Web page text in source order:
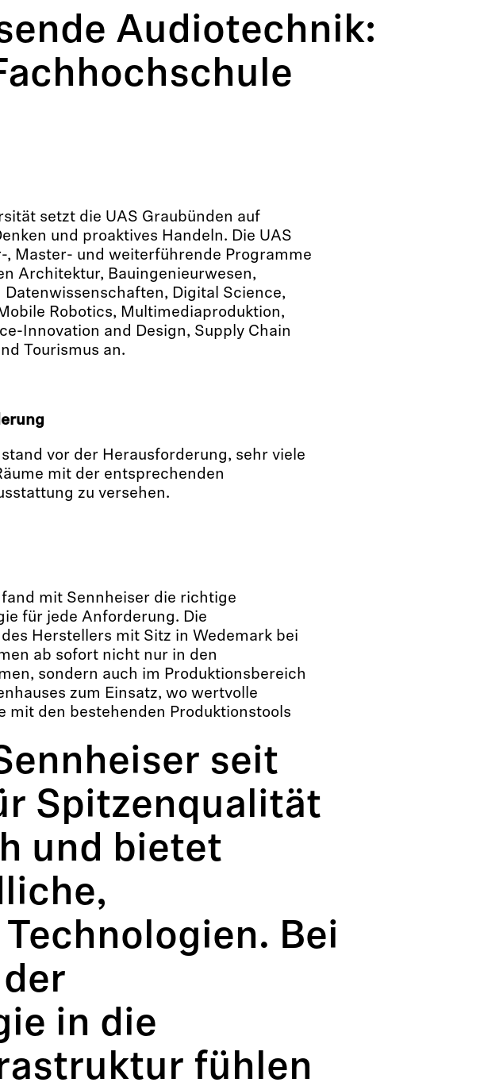
Audiotechnik:
setzt die UAS Graubünden auf
und proaktives Handeln. Die UAS
, Master- und weiterführende Programme
Architektur, Bauingenieurwesen,
Datenwissenschaften, Digital Science,
Robotics, Multimediaproduktion,
Innovation and Design, Supply Chain
Tourismus an.
vor der Herausforderung, sehr viele
mit der entsprechenden
zu versehen.
mit Sennheiser die richtige
für jede Anforderung. Die
Herstellers mit Sitz in Wedemark bei
ab sofort nicht nur in den
sondern auch im Produktionsbereich
zum Einsatz, wo wertvolle
mit den bestehenden Produktionstools
seit
Spitzenqualität
und bietet
Bei
in die
fühlen